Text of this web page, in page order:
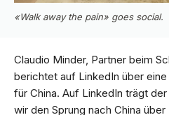
«Walk away the pain» goes social.
Claudio Minder, Partner beim
berichtet auf LinkedIn über
für China. Auf LinkedIn trägt
wir den Sprung nach China über